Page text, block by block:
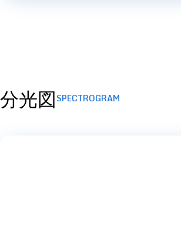
SPECTROGRAM
分光図